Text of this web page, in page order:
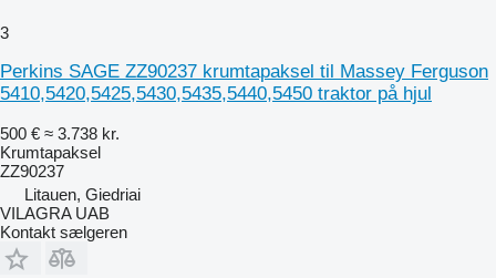
3
Perkins SAGE ZZ90237 krumtapaksel til Massey Ferguson
5410,5420,5425,5430,5435,5440,5450 traktor på hjul
500 € ≈ 3.738 kr.
Krumtapaksel
ZZ90237
Litauen, Giedriai
VILAGRA UAB
Kontakt sælgeren